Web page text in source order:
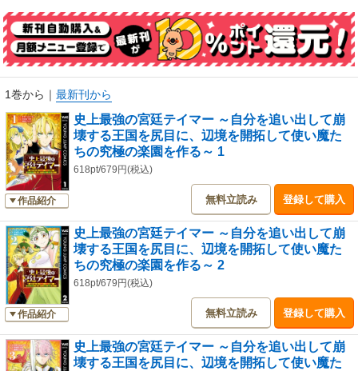
1巻から ｜ 最新刊から
作品紹介
史上最強の宮廷テイマー ～自分を追い出して崩
壊する王国を尻目に、辺境を開拓して使い魔た
ちの究極の楽園を作る～ 1
618pt/679円(税込)
無料立読み 登録して購入
作品紹介
史上最強の宮廷テイマー ～自分を追い出して崩
壊する王国を尻目に、辺境を開拓して使い魔た
ちの究極の楽園を作る～ 2
618pt/679円(税込)
無料立読み 登録して購入
史上最強の宮廷テイマー ～自分を追い出して崩
壊する王国を尻目に、辺境を開拓して使い魔た